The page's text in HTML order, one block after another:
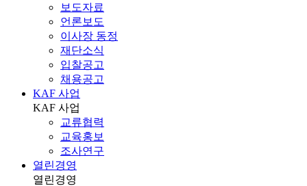
보도자료
언론보도
이사장 동정
재단소식
입찰공고
채용공고
KAF 사업
KAF 사업
교류협력
교육홍보
조사연구
열린경영
열린경영